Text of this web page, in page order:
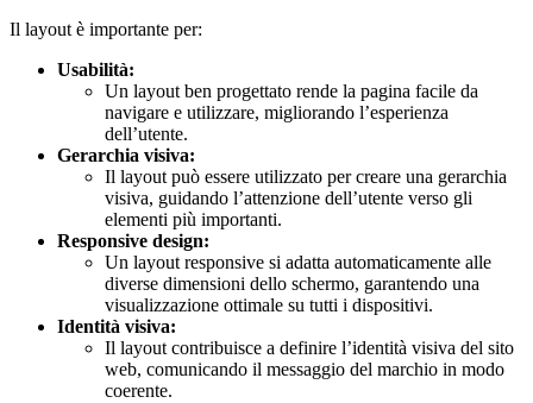
Il layout è importante per:
Usabilità:
Un layout ben progettato rende la pagina facile da
navigare e utilizzare, migliorando l’esperienza
dell’utente.
Gerarchia visiva:
Il layout può essere utilizzato per creare una gerarchia
visiva, guidando l’attenzione dell’utente verso gli
elementi più importanti.
Responsive design:
Un layout responsive si adatta automaticamente alle
diverse dimensioni dello schermo, garantendo una
visualizzazione ottimale su tutti i dispositivi.
Identità visiva:
Il layout contribuisce a definire l’identità visiva del sito
web, comunicando il messaggio del marchio in modo
coerente.